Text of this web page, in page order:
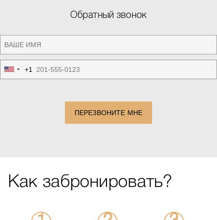
Обратный звонок
United
States
+1
ПЕРЕЗВОНИТЕ МНЕ
Как забронировать?